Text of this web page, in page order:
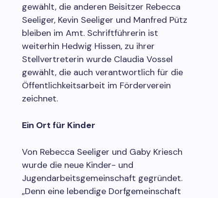
gewählt, die anderen Beisitzer Rebecca
Seeliger, Kevin Seeliger und Manfred Pütz
bleiben im Amt. Schriftführerin ist
weiterhin Hedwig Hissen, zu ihrer
Stellvertreterin wurde Claudia Vossel
gewählt, die auch verantwortlich für die
Öffentlichkeitsarbeit im Förderverein
zeichnet.
Ein Ort für Kinder
Von Rebecca Seeliger und Gaby Kriesch
wurde die neue Kinder- und
Jugendarbeitsgemeinschaft gegründet.
„Denn eine lebendige Dorfgemeinschaft